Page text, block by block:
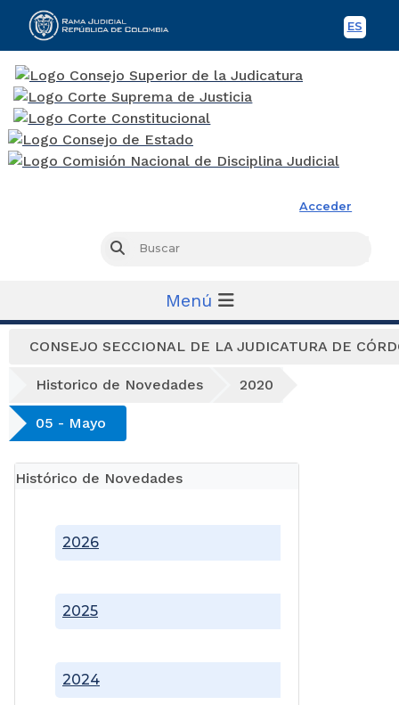
ES
Acceder
Buscar
Menú
CONSEJO SECCIONAL DE LA JUDICATURA DE
Historico de Novedades 2020
05 - Mayo
Histórico de Novedades
2024
2025
2026